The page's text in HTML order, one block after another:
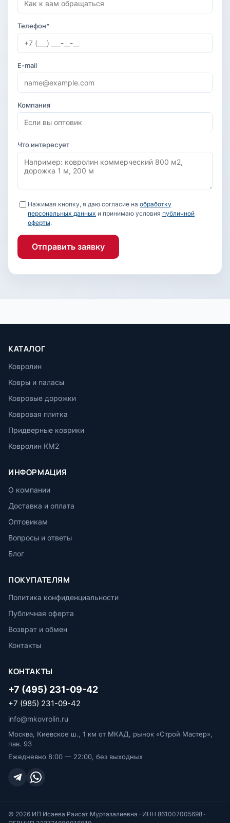
Телефон*
E-mail
Компания
Что интересует
Нажимая кнопку, я даю согласие на обработку
персональных данных и принимаю условия публичной
оферты.
Отправить заявку
КАТАЛОГ
Ковролин
Ковры и паласы
Ковровые дорожки
Ковровая плитка
Придверные коврики
Ковролин КМ2
ИНФОРМАЦИЯ
О компании
Доставка и оплата
Оптовикам
Вопросы и ответы
Блог
ПОКУПАТЕЛЯМ
Политика конфиденциальности
Публичная оферта
Возврат и обмен
Контакты
КОНТАКТЫ
+7 (495) 231-09-42
+7 (985) 231-09-42
info@mkovrolin.ru
Москва, Киевское ш., 1 км от МКАД, рынок «Строй Мастер»,
пав. 93
Ежедневно 8:00 — 22:00, без выходных
© 2026 ИП Исаева Раисат Муртазалиевна · ИНН 861007005698 ·